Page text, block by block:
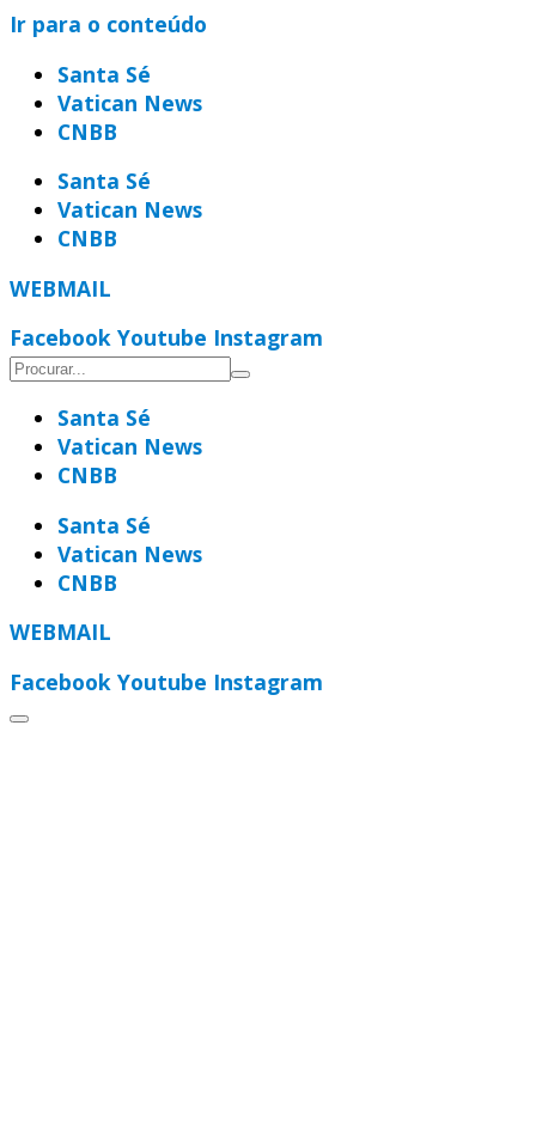
Ir para o conteúdo
Santa Sé
Vatican News
CNBB
Santa Sé
Vatican News
CNBB
WEBMAIL
Facebook Youtube Instagram
Santa Sé
Vatican News
CNBB
Santa Sé
Vatican News
CNBB
WEBMAIL
Facebook Youtube Instagram